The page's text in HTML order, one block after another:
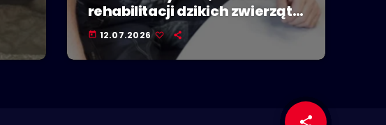
share
email
rehabilitacji dzikich zwierząt
Mysikrólik
today 12.07.2026